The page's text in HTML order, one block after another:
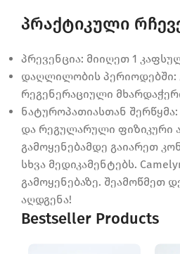
პრაქტიკული
პრევენცია: მიიღეთ 1
დაღლილობის პერიოდებში:
რეგენერაციული
ნატუროპათიასთან
და რეგულარული ფიზიკური
გამოყენებამდე გაიარეთ
სხვა მედიკამენტებს.
გამოყენებაზე. შეამოწმეთ
აღდგენა!
Bestseller Products